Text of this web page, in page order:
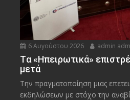
6 Αυγούστου 2026 admin
Tα «Ηπειρωτικά»
μετά
Την πραγματοποίηση μιας
εκδηλώσεων με στόχο την